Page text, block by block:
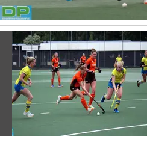
Vorige